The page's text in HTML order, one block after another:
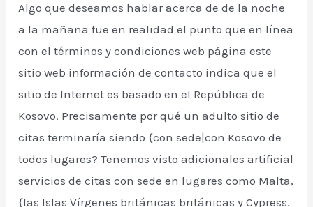
Algo que deseamos hablar acerca de de la noche
a la mañana fue en realidad el punto que en línea
con el términos y condiciones web página este
sitio web información de contacto indica que el
sitio de Internet es basado en el República de
Kosovo. Precisamente por qué un adulto sitio de
citas terminaría siendo {con sede|con Kosovo de
todos lugares? Tenemos visto adicionales artificial
servicios de citas con sede en lugares como Malta,
{las Islas Vírgenes británicas británicas y Cypress.